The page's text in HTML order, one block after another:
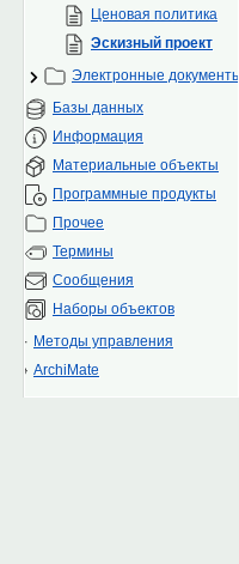
Ценовая политика
Эскизный проект
Электронные документы
Базы данных
Информация
Материальные объекты
Программные продукты
Прочее
Термины
Сообщения
Наборы объектов
Методы управления
ArchiMate